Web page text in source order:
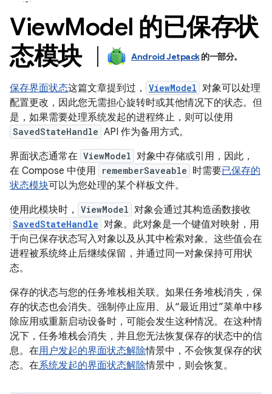
ViewModel 的已保存状
态模块
Android Jetpack的一部分。
保存界面状态这篇文章提到过， ViewModel 对象可以处理
配置更改，因此您无需担心旋转时或其他情况下的状态。但
是，如果需要处理系统发起的进程终止，则可以使用
SavedStateHandle API 作为备用方式。
界面状态通常在 ViewModel 对象中存储或引用，因此，
在 Compose 中使用
rememberSaveable 时需要已保存的
状态模块可以为您处理的某个样板文件。
使用此模块时，
ViewModel 对象会通过其构造函数接收
SavedStateHandle 对象。此对象是一个键值对映射，用
于向已保存状态写入对象以及从其中检索对象。这些值会在
进程被系统终止后继续保留，并通过同一对象保持可用状
态。
保存的状态与您的任务堆栈相关联。如果任务堆栈消失，保
存的状态也会消失。强制停止应用、从“最近用过”菜单中移
除应用或重新启动设备时，可能会发生这种情况。在这种情
况下，任务堆栈会消失，并且您无法恢复保存的状态中的信
息。在用户发起的界面状态解除情景中，不会恢复保存的状
态。在系统发起的界面状态解除情景中，则会恢复。